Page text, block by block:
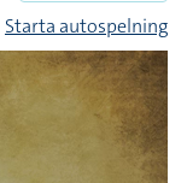
Starta autospelning